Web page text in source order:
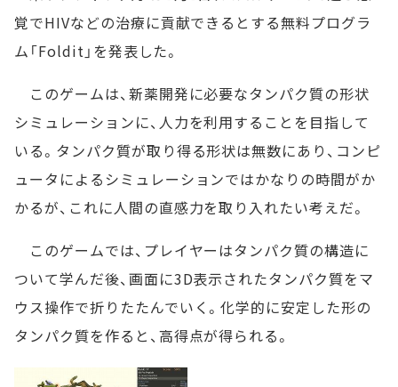
覚でHIVなどの治療に貢献できるとする無料プログラ
ム「Foldit」を発表した。
このゲームは、新薬開発に必要なタンパク質の形状
シミュレーションに、人力を利用することを目指して
いる。タンパク質が取り得る形状は無数にあり、コンピ
ュータによるシミュレーションではかなりの時間がか
かるが、これに人間の直感力を取り入れたい考えだ。
このゲームでは、プレイヤーはタンパク質の構造に
ついて学んだ後、画面に3D表示されたタンパク質をマ
ウス操作で折りたたんでいく。化学的に安定した形の
タンパク質を作ると、高得点が得られる。